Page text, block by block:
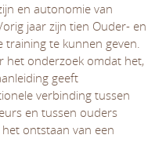
en autonomie van
jaar zijn tien Ouder- en
te kunnen geven.
het onderzoek omdat het,
geeft
verbinding tussen
en tussen ouders
ontstaan van een